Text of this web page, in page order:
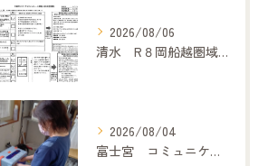
2026/08/06
清水 R８岡船越圏域主任介護支援専門委員連絡会（7月２１日）に参加して
2026/08/04
富士宮 コミュニケーション